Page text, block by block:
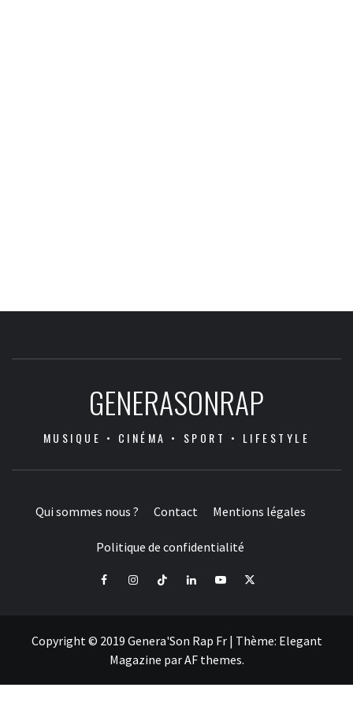
GENERASONRAP
MUSIQUE • CINÉMA • SPORT • LIFESTYLE
Qui sommes nous ? Contact Mentions légales
Politique de confidentialité
FacebookInstagramTiktok LinkedInYoutube
X
Copyright © 2019 Genera'Son Rap Fr | Thème: Elegant
Magazine parAF themes.